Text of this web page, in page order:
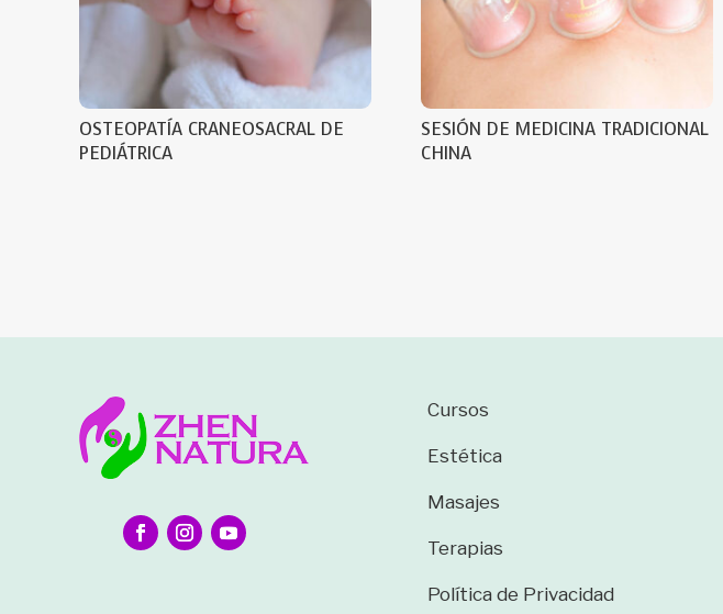
OSTEOPATÍA CRANEOSACRAL DE
PEDIÁTRICA
SESIÓN DE MEDICINA TRADICIONAL
CHINA
Cursos
Estética
Masajes
Terapias
Política de Privacidad